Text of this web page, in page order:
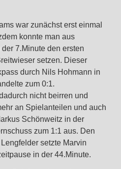
war zunächst erst einmal
konnte man aus
7.Minute den ersten
setzen. Dieser
durch Nils Hohmann in
zum 0:1.
nicht beirren und
an Spielanteilen und auch
Schönweitz in der
zum 1:1 aus. Den
setzte Marvin
in der 44.Minute.